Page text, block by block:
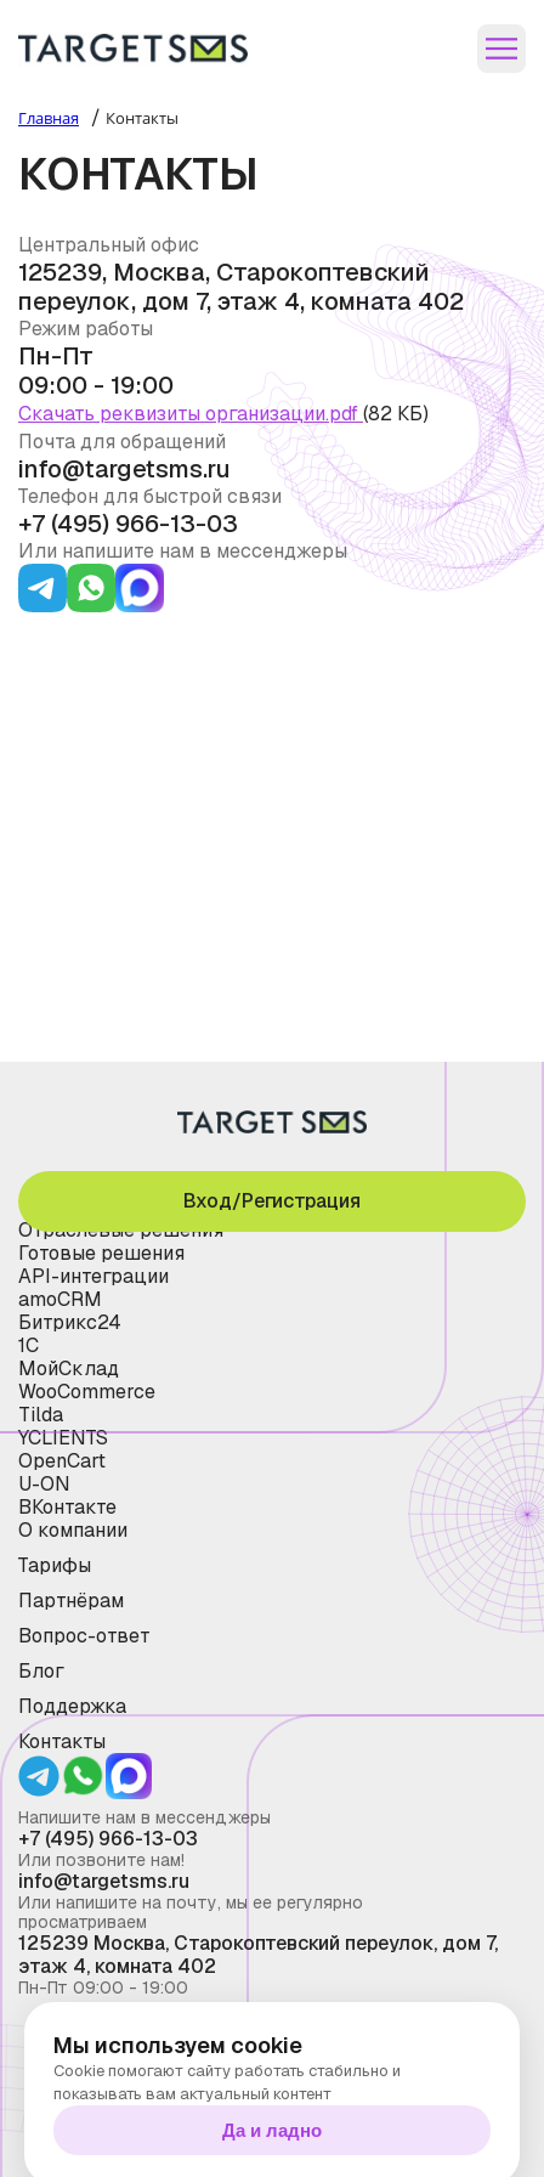
Главная / Контакты
КОНТАКТЫ
Центральный офис
125239, Москва, Старокоптевский
переулок, дом 7, этаж 4, комната 402
Режим работы
Пн-Пт
09:00 - 19:00
Скачать реквизиты организации.pdf(82 КБ)
Почта для обращений
info@targetsms.ru
Телефон для быстрой связи
+7 (495) 966-13-03
Или напишите нам в мессенджеры
Отраслевые решения
Готовые решения
API-интеграции
amoCRM
Битрикс24
1С
МойСклад
WooCommerce
Tilda
YCLIENTS
OpenCart
U-ON
ВКонтакте
О компании
Тарифы
Партнёрам
Вопрос-ответ
Блог
Поддержка
Контакты
Вход/Регистрация
Напишите нам в мессенджеры
+7 (495) 966-13-03
Или позвоните нам!
info@targetsms.ru
Или напишите на почту, мы ее регулярно
просматриваем
125239 Москва, Старокоптевский переулок, дом 7,
этаж 4, комната 402
Пн-Пт 09:00 - 19:00
Смс рассылка 2026 ©
Запрещено копирование материалов сайта без
письменного разрешения ООО "Таргет Телеком"
Политика конфиденциальности
Мы используем cookie
Cookie помогают сайту работать стабильно и
показывать вам актуальный контент
Да и ладно